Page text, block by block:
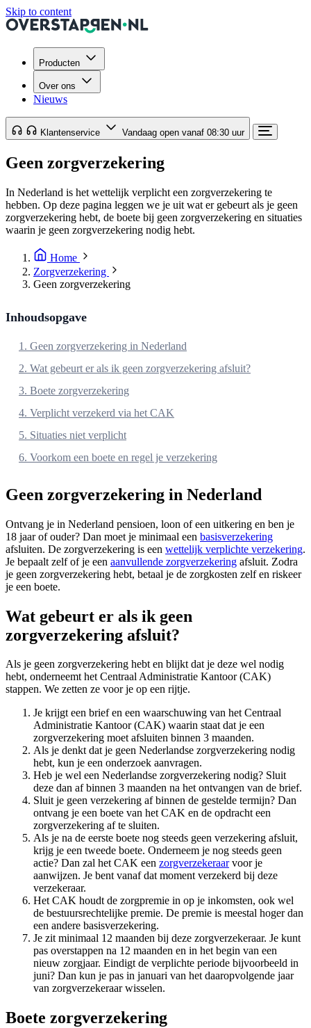
Skip to content
Producten
Over ons
Nieuws
Klantenservice Vandaag open vanaf 08:30 uur
Geen zorgverzekering
In Nederland is het wettelijk verplicht een zorgverzekering te
hebben. Op deze pagina leggen we je uit wat er gebeurt als je geen
zorgverzekering hebt, de boete bij geen zorgverzekering en situaties
waarin je geen zorgverzekering nodig hebt.
Home
Zorgverzekering
Geen zorgverzekering
Inhoudsopgave
1. Geen zorgverzekering in Nederland
2. Wat gebeurt er als ik geen zorgverzekering afsluit?
3. Boete zorgverzekering
4. Verplicht verzekerd via het CAK
5. Situaties niet verplicht
6. Voorkom een boete en regel je verzekering
Geen zorgverzekering in Nederland
Ontvang je in Nederland pensioen, loon of een uitkering en ben je
18 jaar of ouder? Dan moet je minimaal een basisverzekering
afsluiten. De zorgverzekering is een wettelijk verplichte verzekering.
Je bepaalt zelf of je een aanvullende zorgverzekering afsluit. Zodra
je geen zorgverzekering hebt, betaal je de zorgkosten zelf en riskeer
je een boete.
Wat gebeurt er als ik geen
zorgverzekering afsluit?
Als je geen zorgverzekering hebt en blijkt dat je deze wel nodig
hebt, onderneemt het Centraal Administratie Kantoor (CAK)
stappen. We zetten ze voor je op een rijtje.
Je krijgt een brief en een waarschuwing van het Centraal
Administratie Kantoor (CAK) waarin staat dat je een
zorgverzekering moet afsluiten binnen 3 maanden.
Als je denkt dat je geen Nederlandse zorgverzekering nodig
hebt, kun je een onderzoek aanvragen.
Heb je wel een Nederlandse zorgverzekering nodig? Sluit
deze dan af binnen 3 maanden na het ontvangen van de brief.
Sluit je geen verzekering af binnen de gestelde termijn? Dan
ontvang je een boete van het CAK en de opdracht een
zorgverzekering af te sluiten.
Als je na de eerste boete nog steeds geen verzekering afsluit,
krijg je een tweede boete. Onderneem je nog steeds geen
actie? Dan zal het CAK een zorgverzekeraarvoor je
aanwijzen. Je bent vanaf dat moment verzekerd bij deze
verzekeraar.
Het CAK houdt de zorgpremie in op je inkomsten, ook wel
de bestuursrechtelijke premie. De premie is meestal hoger dan
een andere basisverzekering.
Je zit minimaal 12 maanden bij deze zorgverzekeraar. Je kunt
pas overstappen na 12 maanden en in het begin van een
nieuw zorgjaar. Eindigt de verplichte periode bijvoorbeeld in
juni? Dan kun je pas in januari van het daaropvolgende jaar
van zorgverzekeraar wisselen.
Boete zorgverzekering